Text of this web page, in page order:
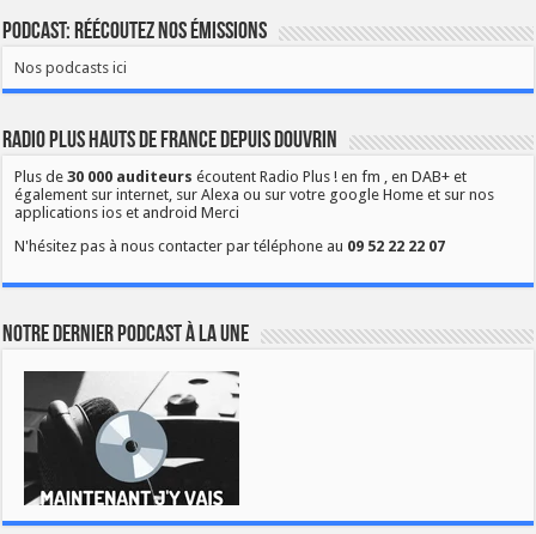
Podcast: Réécoutez nos émissions
Nos podcasts ici
Radio Plus Hauts de France depuis Douvrin
Plus de30 000 auditeurs écoutent Radio Plus ! en fm , en DAB+ et
également sur internet, sur Alexa ou sur votre google Home et sur nos
applications ios et android Merci
N'hésitez pas à nous contacter par téléphone au 09 52 22 22 07
Notre dernier podcast à la une